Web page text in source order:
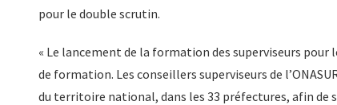
pour le double scrutin.
« Le lancement de la formation des superviseurs pour
de formation. Les conseillers superviseurs de
du territoire national, dans les 33 préfectures, afin de